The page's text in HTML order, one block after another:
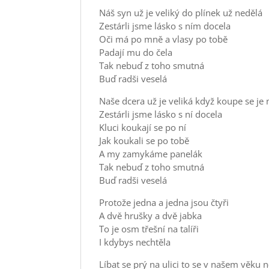
Náš syn už je veliký do plínek už nedělá
Zestárli jsme lásko s ním docela
Oči má po mně a vlasy po tobě
Padají mu do čela
Tak nebuď z toho smutná
Buď radši veselá
Naše dcera už je veliká když koupe se je
Zestárli jsme lásko s ní docela
Kluci koukají se po ní
Jak koukali se po tobě
A my zamykáme panelák
Tak nebuď z toho smutná
Buď radši veselá
Protože jedna a jedna jsou čtyři
A dvě hrušky a dvě jabka
To je osm třešní na talíři
I kdybys nechtěla
Líbat se prý na ulici to se v našem věku